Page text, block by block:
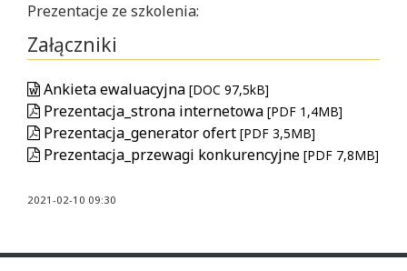
Prezentacje ze szkolenia:
Załączniki
Ankieta ewaluacyjna [DOC 97,5kB]
Prezentacja_strona internetowa [PDF 1,4MB]
Prezentacja_generator ofert [PDF 3,5MB]
Prezentacja_przewagi konkurencyjne [PDF 7,8MB]
2021-02-10 09:30